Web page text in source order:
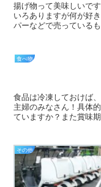
揚げ物って美味しいで
いろありますが何が好
パーなどで売っている
食べ物
食品は冷凍しておけば
主婦のみなさん！具体
ていますか？また賞味
その他